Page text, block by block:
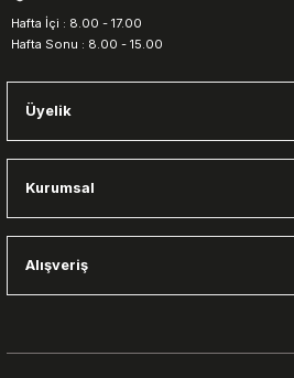
Hafta İçi : 8.00 - 17.00
Hafta Sonu : 8.00 - 15.00
Üyelik
Kurumsal
Alışveriş